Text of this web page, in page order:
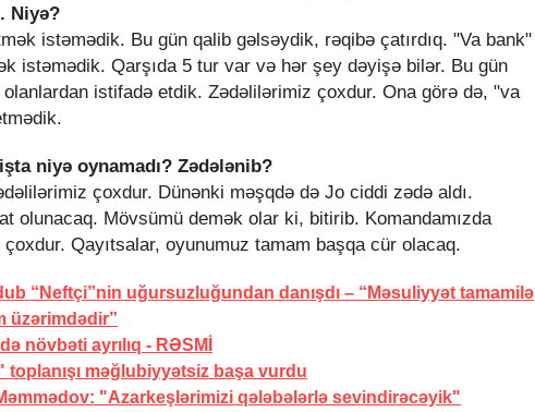
Niyə?
istəmədik. Bu gün qalib gəlsəydik, rəqibə çatırdıq. "Va bank"
istəmədik. Qarşıda 5 tur var və hər şey dəyişə bilər. Bu gün
istifadə etdik. Zədəlilərimiz çoxdur. Ona görə də, "va
niyə oynamadı? Zədələnib?
çoxdur. Dünənki məşqdə də Jo ciddi zədə aldı.
olunacaq. Mövsümü demək olar ki, bitirib. Komandamızda
Qayıtsalar, oyunumuz tamam başqa cür olacaq.
“Neftçi”nin uğursuzluğundan danışdı – “Məsuliyyət tamamilə
üzərimdədir”
növbəti ayrılıq - RƏSMİ
toplanışı məğlubiyyətsiz başa vurdu
"Azarkeşlərimizi qələbələrlə sevindirəcəyik"